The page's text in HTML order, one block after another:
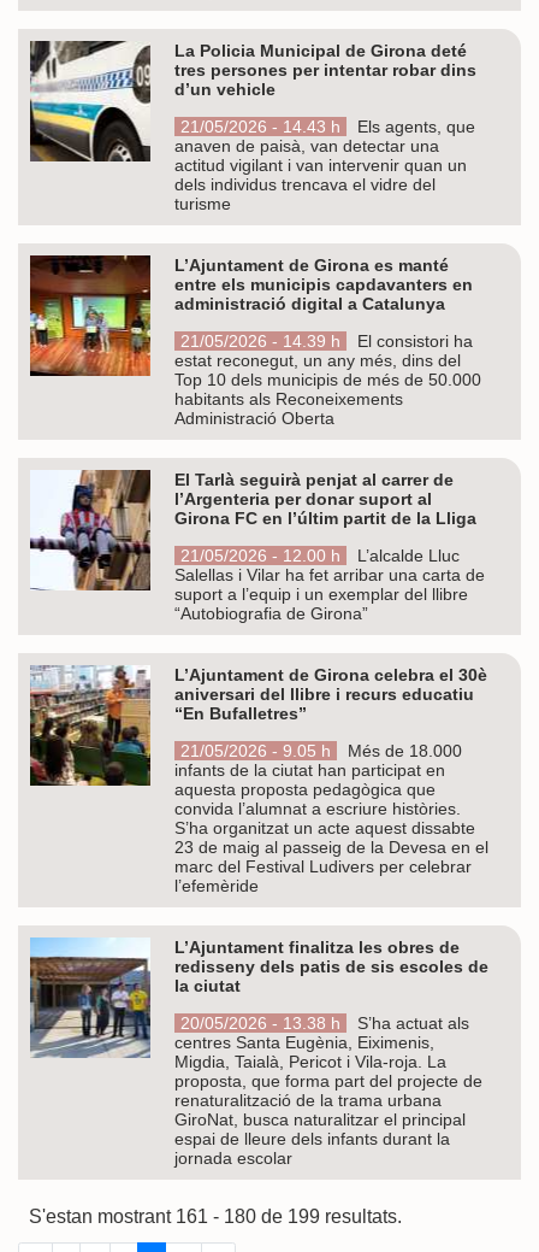
La Policia Municipal de Girona deté
tres persones per intentar robar dins
d’un vehicle
21/05/2026 - 14.43 h
Els agents, que
anaven de paisà, van detectar una
actitud vigilant i van intervenir quan un
dels individus trencava el vidre del
turisme
L’Ajuntament de Girona es manté
entre els municipis capdavanters en
administració digital a Catalunya
21/05/2026 - 14.39 h
El consistori ha
estat reconegut, un any més, dins del
Top 10 dels municipis de més de 50.000
habitants als Reconeixements
Administració Oberta
El Tarlà seguirà penjat al carrer de
l’Argenteria per donar suport al
Girona FC en l’últim partit de la Lliga
21/05/2026 - 12.00 h
L’alcalde Lluc
Salellas i Vilar ha fet arribar una carta de
suport a l’equip i un exemplar del llibre
“Autobiografia de Girona”
L’Ajuntament de Girona celebra el 30è
aniversari del llibre i recurs educatiu
“En Bufalletres”
21/05/2026 - 9.05 h
Més de 18.000
infants de la ciutat han participat en
aquesta proposta pedagògica que
convida l’alumnat a escriure històries.
S’ha organitzat un acte aquest dissabte
23 de maig al passeig de la Devesa en el
marc del Festival Ludivers per celebrar
l’efemèride
L’Ajuntament finalitza les obres de
redisseny dels patis de sis escoles de
la ciutat
20/05/2026 - 13.38 h
S’ha actuat als
centres Santa Eugènia, Eiximenis,
Migdia, Taialà, Pericot i Vila-roja. La
proposta, que forma part del projecte de
renaturalització de la trama urbana
GiroNat, busca naturalitzar el principal
espai de lleure dels infants durant la
jornada escolar
S'estan mostrant 161 - 180 de 199 resultats.